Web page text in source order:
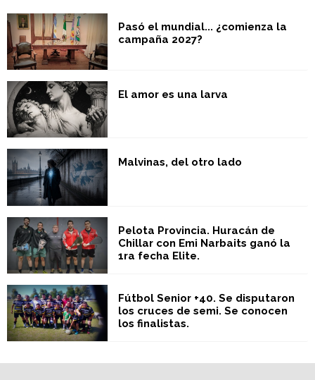
Pasó el mundial... ¿comienza la
campaña 2027?
El amor es una larva
Malvinas, del otro lado
Pelota Provincia. Huracán de
Chillar con Emi Narbaits ganó la
1ra fecha Elite.
Fútbol Senior +40. Se disputaron
los cruces de semi. Se conocen
los finalistas.